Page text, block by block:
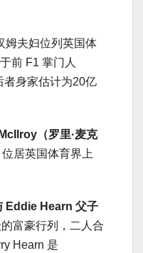
姆夫妇位列英国体
前 F1 掌门人
者身家估计为20亿
（罗里·麦克
居英国体育界上
Eddie Hearn 父子
富豪行列，二人合
Hearn 是